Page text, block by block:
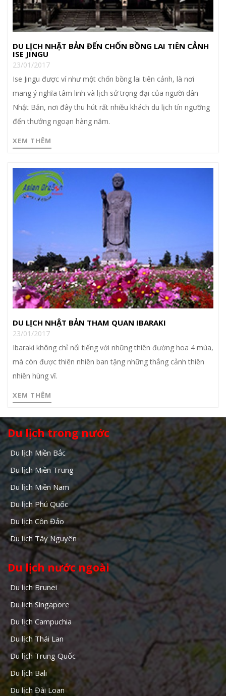
DU LỊCH NHẬT BẢN ĐẾN CHỐN BỒNG LAI TIÊN CẢNH
ISE JINGU
23/01/2017
Ise Jingu được ví như một chốn bồng lai tiên cảnh, là nơi
mang ý nghĩa tâm linh và lịch sử trọng đại của người dân
Nhật Bản, nơi đây thu hút rất nhiều khách du lịch tín ngưỡng
đến thưởng ngoạn hàng năm.
XEM THÊM
DU LỊCH NHẬT BẢN THAM QUAN IBARAKI
23/01/2017
Ibaraki không chỉ nổi tiếng với những thiên đường hoa 4 mùa,
mà còn được thiên nhiên ban tặng những thắng cảnh thiên
nhiên hùng vĩ.
XEM THÊM
Du lịch trong nước
Du lịch Miền Bắc
Du lịch Miền Trung
Du lịch Miền Nam
Du lịch Phú Quốc
Du lịch Côn Đảo
Du lịch Tây Nguyên
Du lịch nước ngoài
Du lịch Brunei
Du lịch Singapore
Du lịch Campuchia
Du lịch Thái Lan
Du lịch Trung Quốc
Du lịch Bali
Du lịch Đài Loan